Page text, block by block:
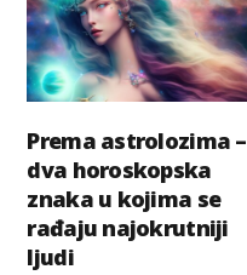
Prema astrolozima –
dva horoskopska
znaka u kojima se
rađaju najokrutniji
ljudi